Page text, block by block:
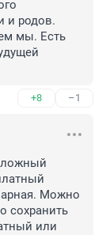
и родов.
мы. Есть
+8 –1
Можно
сохранить
или